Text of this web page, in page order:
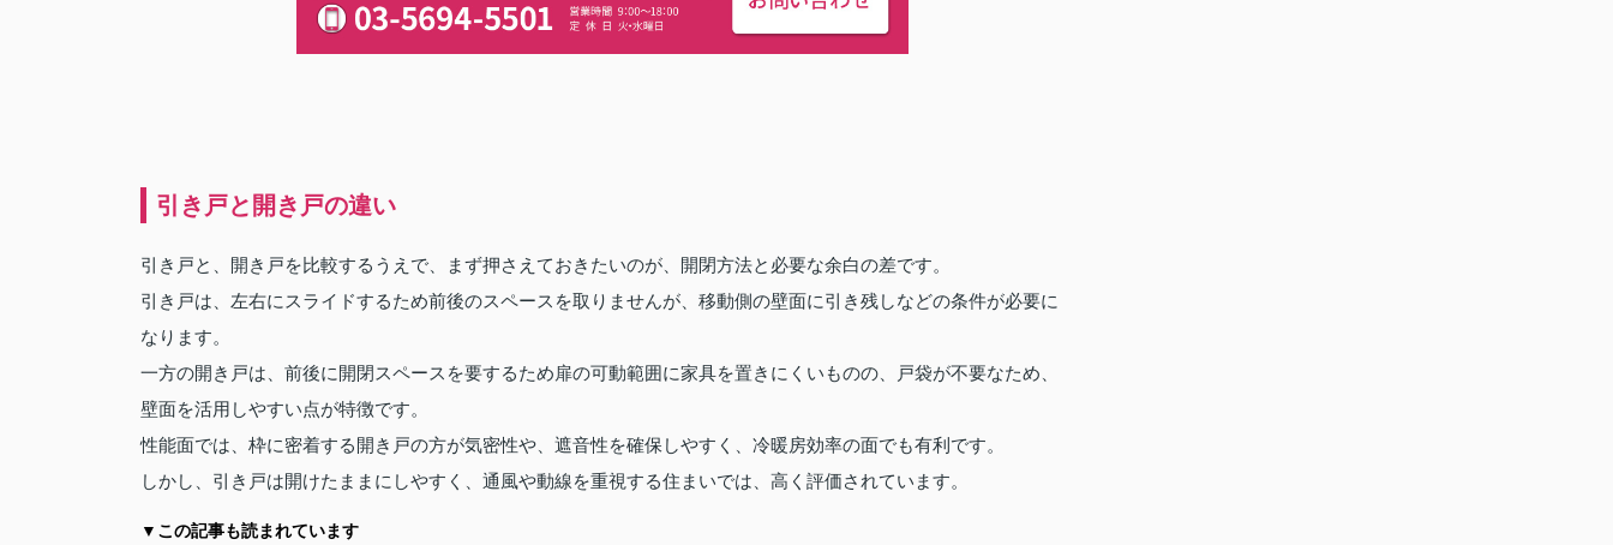
引き戸と開き戸の違い
引き戸と、開き戸を比較するうえで、まず押さえておきたいのが、開閉方法と必要な余白の差です。
引き戸は、左右にスライドするため前後のスペースを取りませんが、移動側の壁面に引き残しなどの条件が必要に
なります。
一方の開き戸は、前後に開閉スペースを要するため扉の可動範囲に家具を置きにくいものの、戸袋が不要なため、
壁面を活用しやすい点が特徴です。
性能面では、枠に密着する開き戸の方が気密性や、遮音性を確保しやすく、冷暖房効率の面でも有利です。
しかし、引き戸は開けたままにしやすく、通風や動線を重視する住まいでは、高く評価されています。
▼この記事も読まれています